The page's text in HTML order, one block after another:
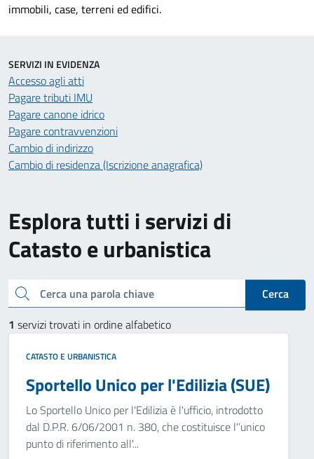
immobili, case, terreni ed edifici.
Esplora tutti i servizi di
Catasto e urbanistica
Cerca una parola chiave
Cerca
1 servizi trovati in ordine alfabetico
CATASTO E URBANISTICA
Sportello Unico per l'Edilizia (SUE)
Lo Sportello Unico per l'Edilizia è l'ufficio, introdotto
dal D.P.R. 6/06/2001 n. 380, che costituisce l'’unico
punto di riferimento all'...
SERVIZI IN EVIDENZA
Accesso agli atti
Pagare tributi IMU
Pagare canone idrico
Pagare contravvenzioni
Cambio di indirizzo
Cambio di residenza (Iscrizione anagrafica)